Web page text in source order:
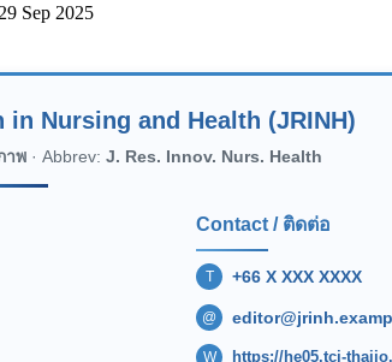
Sep 2025
Nursing and Health (JRINH)
าพ· Abbrev: J. Res. Innov. Nurs. Health
Contact / ติดต่อ
T +66 X XXX XXXX
@
W https://he05.tci-